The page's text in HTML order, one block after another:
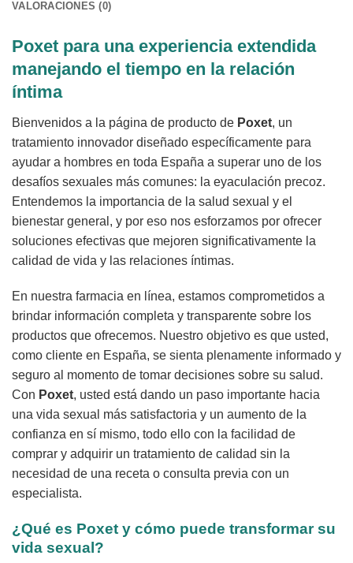
VALORACIONES (0)
Poxet para una experiencia extendida
manejando el tiempo en la relación
íntima
Bienvenidos a la página de producto de Poxet, un
tratamiento innovador diseñado específicamente para
ayudar a hombres en toda España a superar uno de los
desafíos sexuales más comunes: la eyaculación precoz.
Entendemos la importancia de la salud sexual y el
bienestar general, y por eso nos esforzamos por ofrecer
soluciones efectivas que mejoren significativamente la
calidad de vida y las relaciones íntimas.
En nuestra farmacia en línea, estamos comprometidos a
brindar información completa y transparente sobre los
productos que ofrecemos. Nuestro objetivo es que usted,
como cliente en España, se sienta plenamente informado y
seguro al momento de tomar decisiones sobre su salud.
Con Poxet, usted está dando un paso importante hacia
una vida sexual más satisfactoria y un aumento de la
confianza en sí mismo, todo ello con la facilidad de
comprar y adquirir un tratamiento de calidad sin la
necesidad de una receta o consulta previa con un
especialista.
¿Qué es Poxet y cómo puede transformar su
vida sexual?